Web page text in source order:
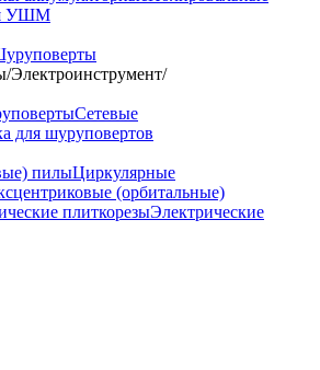
УШМ
/Электроинструмент/
Сетевые
для шуруповертов
пилыЦиркулярные
(орбитальные)
плиткорезыЭлектрические